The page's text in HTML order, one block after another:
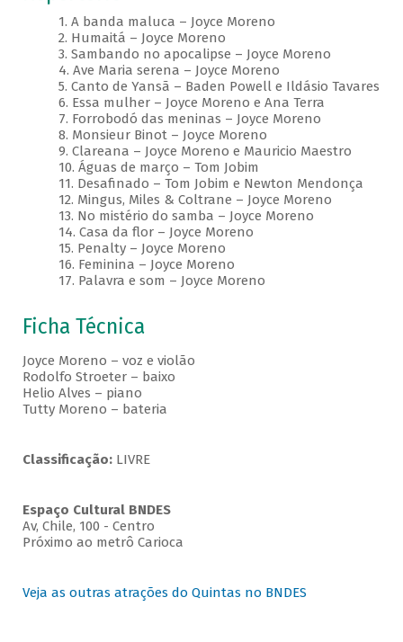
1. A banda maluca – Joyce Moreno
2. Humaitá – Joyce Moreno
3. Sambando no apocalipse – Joyce Moreno
4. Ave Maria serena – Joyce Moreno
5. Canto de Yansã – Baden Powell e Ildásio Tavares
6. Essa mulher – Joyce Moreno e Ana Terra
7. Forrobodó das meninas – Joyce Moreno
8. Monsieur Binot – Joyce Moreno
9. Clareana – Joyce Moreno e Mauricio Maestro
10. Águas de março – Tom Jobim
11. Desafinado – Tom Jobim e Newton Mendonça
12. Mingus, Miles & Coltrane – Joyce Moreno
13. No mistério do samba – Joyce Moreno
14. Casa da flor – Joyce Moreno
15. Penalty – Joyce Moreno
16. Feminina – Joyce Moreno
17. Palavra e som – Joyce Moreno
Ficha Técnica
Joyce Moreno – voz e violão
Rodolfo Stroeter – baixo
Helio Alves – piano
Tutty Moreno – bateria
Classificação: LIVRE
Espaço Cultural BNDES
Av, Chile, 100 - Centro
Próximo ao metrô Carioca
Veja as outras atrações do Quintas no BNDES